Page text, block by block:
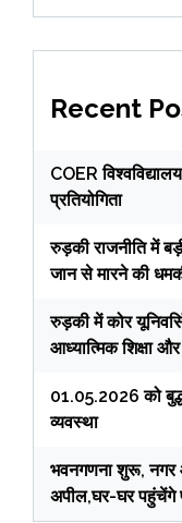
Recent
COER
प्रतियोगिता
रुड़की राजनीति में
जान से मारने की
रुड़की में कोर
आध्यात्मिक शिक्षा
01.05.2026 को बुद्ध
व्यवस्था
भवनगणना शुरू,
अपील,घर-घर